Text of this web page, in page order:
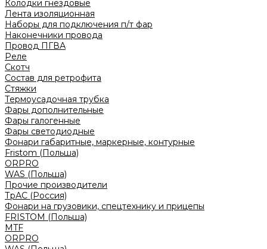
Колодки гнездовые
Лента изоляционная
Наборы для подключения п/т фар
Наконечники провода
Провод ПГВА
Реле
Скотч
Состав для ретрофита
Стяжки
Термоусадочная трубка
Фары дополнительные
Фары галогенные
Фары светодиодные
Фонари габаритные, маркерные, контурные
Fristom (Польша)
ORPRO
WAS (Польша)
Прочие производители
ТрАС (Россия)
Фонари на грузовики, спецтехнику и прицепы
FRISTOM (Польша)
MTF
ORPRO